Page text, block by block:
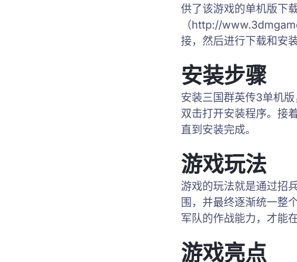
供了该游戏的单机版下
（http://
接，然后进行下载和安装
安装步骤
安装三国群英传3单机
双击打开安装程序。接
直到安装完成。
游戏玩法
游戏的玩法就是通过招
围，并最终逐渐统一整
军队的作战能力，才能
游戏亮点